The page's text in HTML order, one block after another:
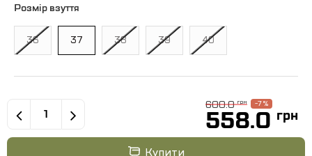
Розмір взуття
36 37 38 39 40
600.0грн -7 %
558.0 грн
Купити